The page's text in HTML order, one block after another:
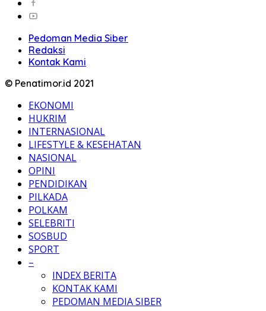
Pedoman Media Siber
Redaksi
Kontak Kami
© Penatimor.id 2021
EKONOMI
HUKRIM
INTERNASIONAL
LIFESTYLE & KESEHATAN
NASIONAL
OPINI
PENDIDIKAN
PILKADA
POLKAM
SELEBRITI
SOSBUD
SPORT
–
INDEX BERITA
KONTAK KAMI
PEDOMAN MEDIA SIBER